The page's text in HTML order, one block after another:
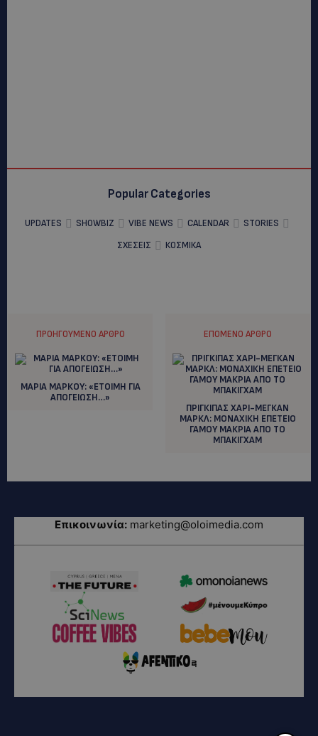
Popular Categories
UPDATES SHOWBIZ VIBE NEWS CALENDAR
STORIES
ΣΧΕΣΕΙΣ
ΚΟΣΜΙΚΑ
ΠΡΟΗΓΟΎΜΕΝΟ ΆΡΘΡΟ
ΜΑΡΙΑ ΜΑΡΚΟΥ: «ΕΤΟΙΜΗ ΓΙΑ
ΑΠΟΓΕΙΩΣΗ…»
ΕΠΌΜΕΝΟ ΆΡΘΡΟ
ΠΡΙΓΚΙΠΑΣ ΧΑΡΙ-ΜΕΓΚΑΝ
ΜΑΡΚΛ: ΜΟΝΑΧΙΚΗ ΕΠΕΤΕΙΟ
ΓΑΜΟΥ ΜΑΚΡΙΑ ΑΠΟ ΤΟ
ΜΠΑΚΙΓΧΑΜ
Επικοινωνία: marketing@oloimedia.com